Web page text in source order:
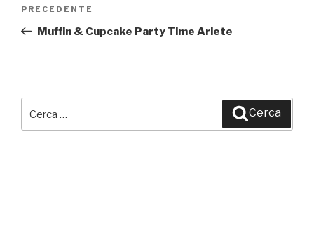
Articolo
precedente:
PRECEDENTE
Muffin & Cupcake Party Time Ariete
Cerca